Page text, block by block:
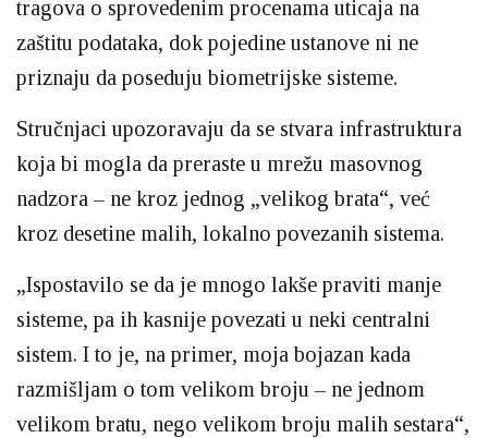
tragova o sprovedenim procenama uticaja na
zaštitu podataka, dok pojedine ustanove ni ne
priznaju da poseduju biometrijske sisteme.
Stručnjaci upozoravaju da se stvara infrastruktura
koja bi mogla da preraste u mrežu masovnog
nadzora – ne kroz jednog „velikog brata“, već
kroz desetine malih, lokalno povezanih sistema.
„Ispostavilo se da je mnogo lakše praviti manje
sisteme, pa ih kasnije povezati u neki centralni
sistem. I to je, na primer, moja bojazan kada
razmišljam o tom velikom broju – ne jednom
velikom bratu, nego velikom broju malih sestara“,